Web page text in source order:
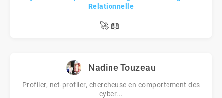
Relationnelle
🚀 📖
Nadine Touzeau
Profiler, net-profiler, chercheuse en comportement des
cyber...